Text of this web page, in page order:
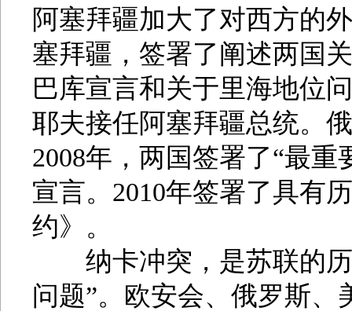
阿塞拜疆加大了对西方的
塞拜疆，签署了阐述两国
巴库宣言和关于里海地位
耶夫接任阿塞拜疆总统。
2008年，两国签署了“最
宣言。2010年签署了具有
约》。
纳卡冲突，是苏联的历
问题”。欧安会、俄罗斯